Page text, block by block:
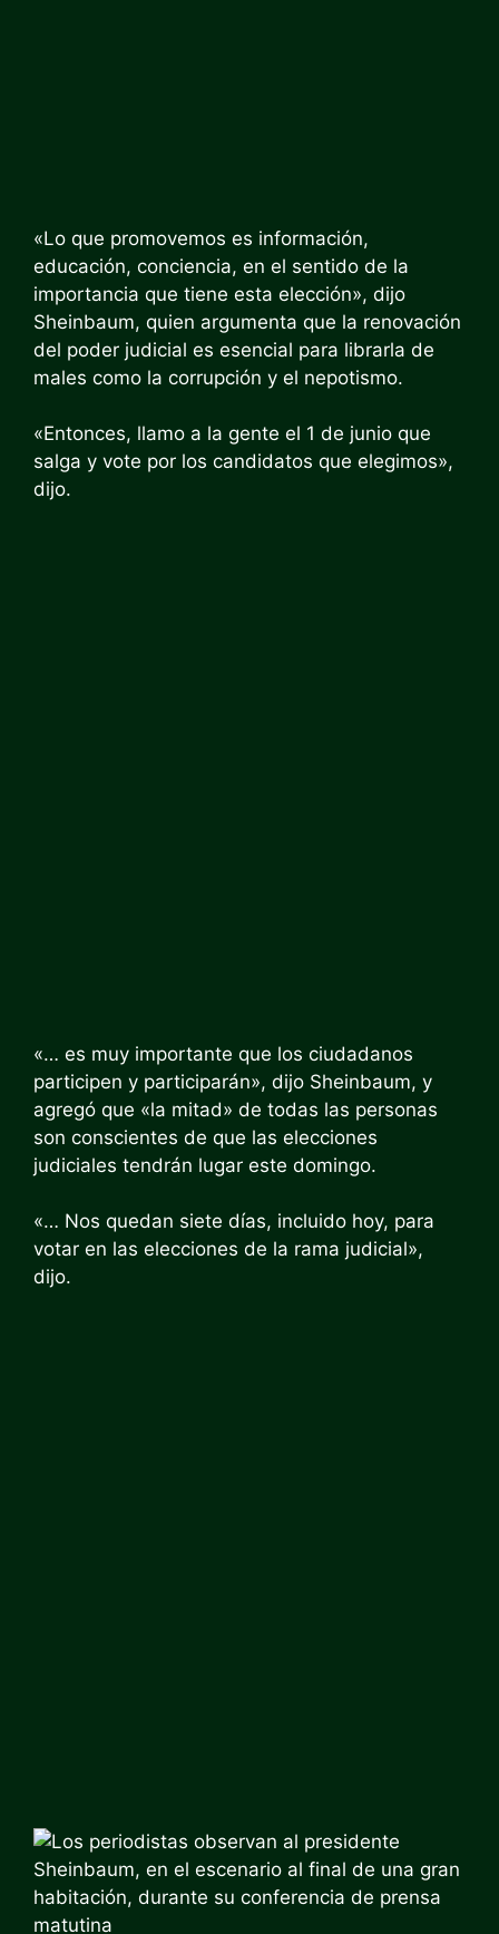
«Lo que promovemos es información,
educación, conciencia, en el sentido de la
importancia que tiene esta elección», dijo
Sheinbaum, quien argumenta que la renovación
del poder judicial es esencial para librarla de
males como la corrupción y el nepotismo.
«Entonces, llamo a la gente el 1 de junio que
salga y vote por los candidatos que elegimos»,
dijo.
«… es muy importante que los ciudadanos
participen y participarán», dijo Sheinbaum, y
agregó que «la mitad» de todas las personas
son conscientes de que las elecciones
judiciales tendrán lugar este domingo.
«… Nos quedan siete días, incluido hoy, para
votar en las elecciones de la rama judicial»,
dijo.